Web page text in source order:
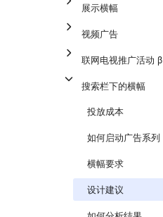
展示横幅
视频广告
联网电视推广活动 β
搜索栏下的横幅
投放成本
如何启动广告系列
横幅要求
设计建议